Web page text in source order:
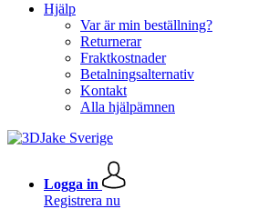
Hjälp
Var är min beställning?
Returnerar
Fraktkostnader
Betalningsalternativ
Kontakt
Alla hjälpämnen
Logga in
Registrera nu